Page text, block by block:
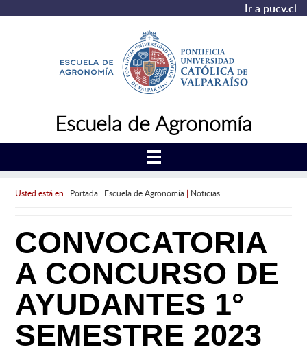
Ir a pucv.cl
Escuela de Agronomía
Usted está en: Portada| Escuela de Agronomía| Noticias
CONVOCATORIA
A CONCURSO DE
AYUDANTES 1°
SEMESTRE 2023